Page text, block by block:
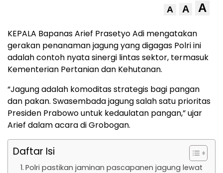
A A A
KEPALA Bapanas Arief Prasetyo Adi mengatakan
gerakan penanaman jagung yang digagas Polri ini
adalah contoh nyata sinergi lintas sektor, termasuk
Kementerian Pertanian dan Kehutanan.
“Jagung adalah komoditas strategis bagi pangan
dan pakan. Swasembada jagung salah satu prioritas
Presiden Prabowo untuk kedaulatan pangan,” ujar
Arief dalam acara di Grobogan.
Daftar Isi
Polri pastikan jaminan pascapanen jagung lewat